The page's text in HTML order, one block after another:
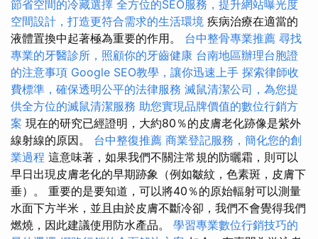
節省空間的冷藏選擇 全方位的SEO服務，提升網站曝光度
空間設計，打造更符合需求的生活環境 疾病治療在適當的
液體置換中起著極為重要的作用。 台中整骨專業推薦 尋找
專業的牙醫診所，照顧你的牙齒健康 台南地區辦理台胞證
的注意事項 Google SEO教學，讓你迅速上手 探索律師收
費標準，確保透明公平的法律服務 滅鼠清潔公司，為您提
供全方位的滅鼠清潔服務 助您實現品牌價值的數位行銷方
案 現在的研究已經證明，大約80％的皮膚老化跡像是紫外
線射線的原因。 台中整復推薦 商業登記服務，簡化您的創
業過程 這意味著，如果我們不關注常規的防曬霜，則可以
早日出現皮膚老化的早期跡象（例如皺紋，色素斑，皮膚下
垂）。 重要的是要知道，可以將40％的原始輻射可以測量
水面下方半米，並且由於皮膚不斷冷卻，我們不會覺得我們
燃燒，因此建議使用防水產品。 學習專業數位行銷技巧的